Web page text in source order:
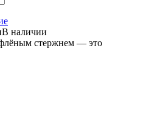
В наличии
стержнем — это